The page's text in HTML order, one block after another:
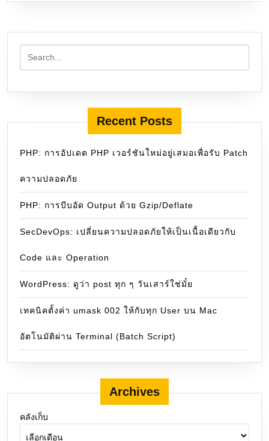
Recent Posts
PHP: การอัปเดต PHP เวอร์ชันใหม่อยู่เสมอเพื่อรับ Patch
ความปลอดภัย
PHP: การบีบอัด Output ด้วย Gzip/Deflate
SecDevOps: เปลี่ยนความปลอดภัยให้เป็นเนื้อเดียวกับ
Code และ Operation
WordPress: ดูว่า post ทุก ๆ วันเสาร์ใช่มั๋ย
เทคนิคตั้งค่า umask 002 ให้กับทุก User บน Mac
อัตโนมัติผ่าน Terminal (Batch Script)
Archives
คลังเก็บ